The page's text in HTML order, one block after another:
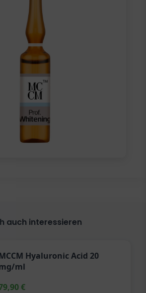
auch interessieren
Hyaluronic Acid 20
ml
€